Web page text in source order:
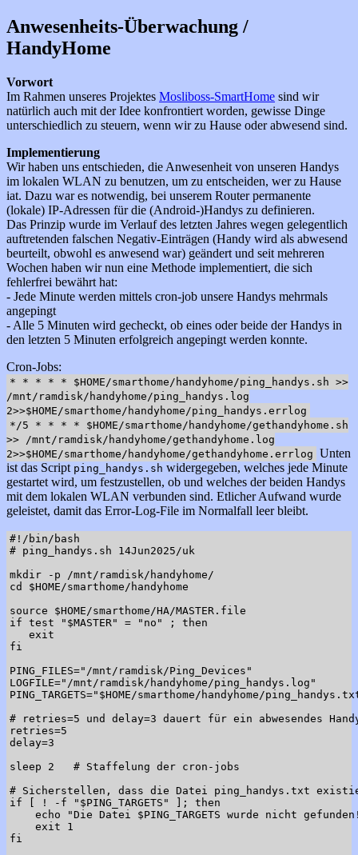
Anwesenheits-Überwachung /
HandyHome
Vorwort
Im Rahmen unseres Projektes Mosliboss-SmartHome sind wir
natürlich auch mit der Idee konfrontiert worden, gewisse Dinge
unterschiedlich zu steuern, wenn wir zu Hause oder abwesend sind.
Implementierung
Wir haben uns entschieden, die Anwesenheit von unseren Handys
im lokalen WLAN zu benutzen, um zu entscheiden, wer zu Hause
iat. Dazu war es notwendig, bei unserem Router permanente
(lokale) IP-Adressen für die (Android-)Handys zu definieren.
Das Prinzip wurde im Verlauf des letzten Jahres wegen gelegentlich
auftretenden falschen Negativ-Einträgen (Handy wird als abwesend
beurteilt, obwohl es anwesend war) geändert und seit mehreren
Wochen haben wir nun eine Methode implementiert, die sich
fehlerfrei bewährt hat:
- Jede Minute werden mittels cron-job unsere Handys mehrmals
angepingt
- Alle 5 Minuten wird gecheckt, ob eines oder beide der Handys in
den letzten 5 Minuten erfolgreich angepingt werden konnte.
Cron-Jobs:
* * * * * $HOME/smarthome/handyhome/ping_handys.sh >>
/mnt/ramdisk/handyhome/ping_handys.log
2>>$HOME/smarthome/handyhome/ping_handys.errlog
*/5 * * * * $HOME/smarthome/handyhome/gethandyhome.sh
>> /mnt/ramdisk/handyhome/gethandyhome.log
2>>$HOME/smarthome/handyhome/gethandyhome.errlog Unten
ist das Script ping_handys.sh widergegeben, welches jede Minute
gestartet wird, um festzustellen, ob und welches der beiden Handys
mit dem lokalen WLAN verbunden sind. Etlicher Aufwand wurde
geleistet, damit das Error-Log-File im Normalfall leer bleibt.
#!/bin/bash
# ping_handys.sh 14Jun2025/uk
mkdir -p /mnt/ramdisk/handyhome/
cd $HOME/smarthome/handyhome
source $HOME/smarthome/HA/MASTER.file
if test "$MASTER" = "no" ; then
   exit
fi
PING_FILES="/mnt/ramdisk/Ping_Devices"
LOGFILE="/mnt/ramdisk/handyhome/ping_handys.log"
PING_TARGETS="$HOME/smarthome/handyhome/
# retries=5 und delay=3 dauert für ein abwesendes
retries=5
delay=3
sleep 2   # Staffelung der cron-jobs
# Sicherstellen, dass die Datei ping_handys.txt
if [ ! -f "$PING_TARGETS" ]; then
echo "Die Datei $PING_TARGETS wurde nicht
    exit 1
fi